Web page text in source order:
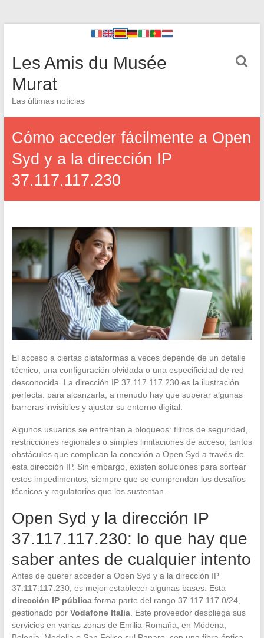
Les Amis du Musée
Murat
Las últimas noticias
Cómo acceder fácilmente a Open
Syd y a la dirección IP
37.117.117.230
El acceso a ciertas plataformas a veces depende de un detalle
técnico, una configuración olvidada o una especificidad de red
desconocida. La dirección IP 37.117.117.230 es la ilustración
perfecta: para alcanzarla, a menudo hay que superar algunas
barreras invisibles y ajustar su entorno digital.
Algunos usuarios se enfrentan a bloqueos: filtros de seguridad,
restricciones regionales o simples limitaciones de acceso, tantos
obstáculos que complican la conexión a Open Syd a través de
esta dirección IP. Sin embargo, existen soluciones para sortear
estos impedimentos, siempre que se comprendan los desafíos
técnicos y regulatorios que los sustentan.
Open Syd y la dirección IP
37.117.117.230: lo que hay que
saber antes de cualquier intento
Antes de querer acceder a Open Syd y a la dirección IP
37.117.117.230, es mejor establecer algunas bases. Esta
dirección IP públicaforma parte del rango 37.117.117.0/24,
gestionado por Vodafone Italia. Este proveedor despliega sus
servicios en varias zonas de Emilia-Romaña, en Módena,